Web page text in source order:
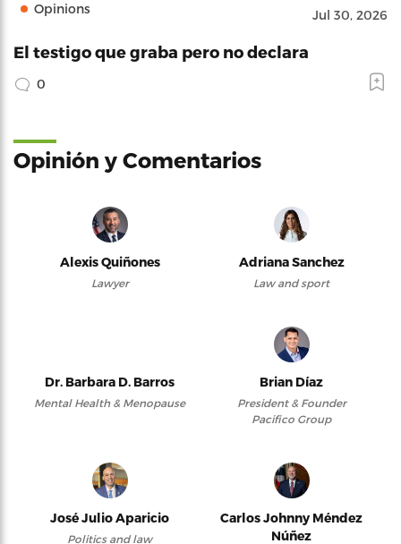
Opinions Jul 30, 2026
El testigo que graba pero no declara
0
Opinión y Comentarios
Alexis Quiñones
Lawyer
Adriana Sanchez
Law and sport
Dr. Barbara D. Barros
Mental Health & Menopause
Brian Díaz
President & Founder
Pacifico Group
José Julio Aparicio
Politics and law
Carlos Johnny Méndez
Núñez